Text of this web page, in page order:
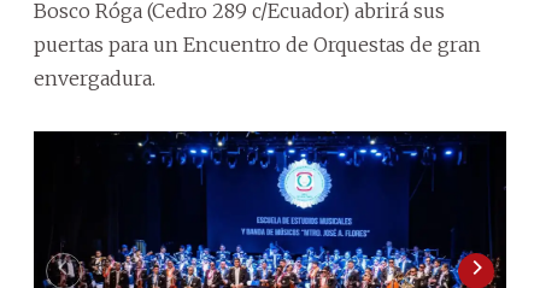
Bosco Róga (Cedro 289 c/Ecuador) abrirá sus
puertas para un Encuentro de Orquestas de gran
envergadura.